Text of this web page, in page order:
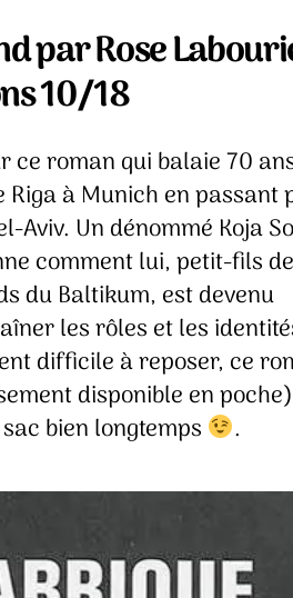
–
par Rose
10/18
ce roman qui balaie 70
Riga à Munich en passant
Aviv. Un dénommé Koja
comment lui, petit-fils de
du Baltikum, est devenu
les rôles et les
difficile à reposer, ce
disponible en
bien longtemps
.